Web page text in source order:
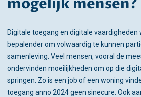
mogelijk mensen?
Digitale toegang en digitale vaardigheden
bepalender om volwaardig te kunnen
samenleving. Veel mensen, vooral de
ondervinden moeilijkheden om op die
springen. Zo is een job of een woning
toegang anno 2024 geen sinecure. Ook